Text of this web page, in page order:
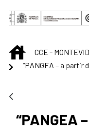
Saut au contenu
INICIO
CCE -
“PANGEA – a partir
“PANGEA